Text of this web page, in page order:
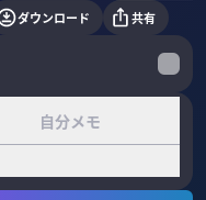
ダウンロード 共有
自分メモ